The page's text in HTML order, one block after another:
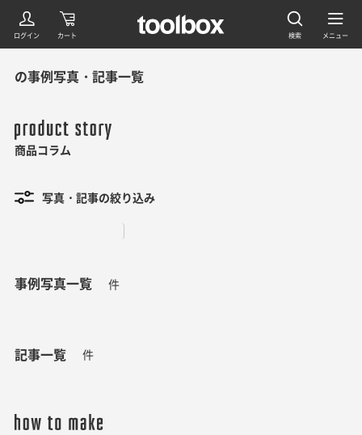
の事例写真・記事一覧
商品コラム
写真・記事の絞り込み
事例写真一覧 件
記事一覧 件